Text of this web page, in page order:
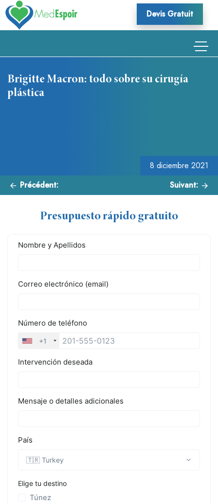
Skip
to
content
Devis Gratuit
Brigitte Macron: todo sobre su cirugía
plástica
8 diciembre 2021
Précédent: Suivant:
Presupuesto rápido gratuito